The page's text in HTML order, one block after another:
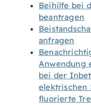
Beihilfe bei
beantragen
anfragen
Anwendung
bei der
elektrischen
fluorierte